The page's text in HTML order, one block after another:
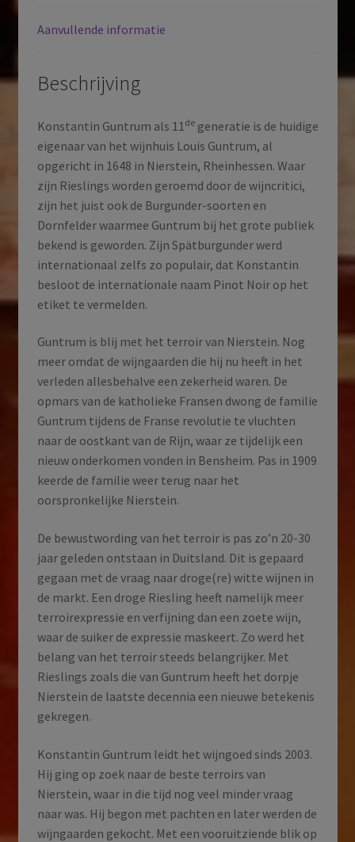
Aanvullende informatie
Beschrijving
Konstantin Guntrum als 11 degeneratie is de huidige
eigenaar van het wijnhuis Louis Guntrum, al
opgericht in 1648 in Nierstein, Rheinhessen. Waar
zijn Rieslings worden geroemd door de wijncritici,
zijn het juist ook de Burgunder-soorten en
Dornfelder waarmee Guntrum bij het grote publiek
bekend is geworden. Zijn Spätburgunder werd
internationaal zelfs zo populair, dat Konstantin
besloot de internationale naam Pinot Noir op het
etiket te vermelden.
Guntrum is blij met het terroir van Nierstein. Nog
meer omdat de wijngaarden die hij nu heeft in het
verleden allesbehalve een zekerheid waren. De
opmars van de katholieke Fransen dwong de familie
Guntrum tijdens de Franse revolutie te vluchten
naar de oostkant van de Rijn, waar ze tijdelijk een
nieuw onderkomen vonden in Bensheim. Pas in 1909
keerde de familie weer terug naar het
oorspronkelijke Nierstein.
De bewustwording van het terroir is pas zo’n 20-30
jaar geleden ontstaan in Duitsland. Dit is gepaard
gegaan met de vraag naar droge(re) witte wijnen in
de markt. Een droge Riesling heeft namelijk meer
terroirexpressie en verfijning dan een zoete wijn,
waar de suiker de expressie maskeert. Zo werd het
belang van het terroir steeds belangrijker. Met
Rieslings zoals die van Guntrum heeft het dorpje
Nierstein de laatste decennia een nieuwe betekenis
gekregen.
Konstantin Guntrum leidt het wijngoed sinds 2003.
Hij ging op zoek naar de beste terroirs van
Nierstein, waar in die tijd nog veel minder vraag
naar was. Hij begon met pachten en later werden de
wijngaarden gekocht. Met een vooruitziende blik op